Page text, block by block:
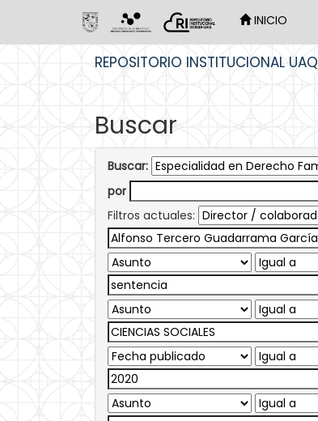
INICIO
REPOSITORIO INSTITUCIONAL UAQ
Buscar
Buscar:
por
Filtros actuales: